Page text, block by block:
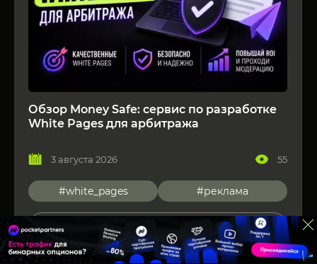
Обзор Money Safe: сервис по разработке
White Pages для арбитража
3 августа 2026 55
#white_pages #реклама
Читать подробнее